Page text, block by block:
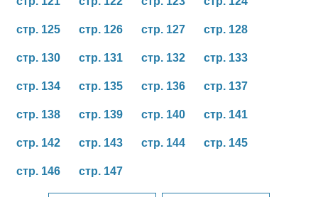
стр. 125 стр. 126 стр. 127 стр. 128
стр. 130 стр. 131 стр. 132 стр. 133
стр. 134 стр. 135 стр. 136 стр. 137
стр. 138 стр. 139 стр. 140 стр. 141
стр. 142 стр. 143 стр. 144 стр. 145
стр. 146 стр. 147